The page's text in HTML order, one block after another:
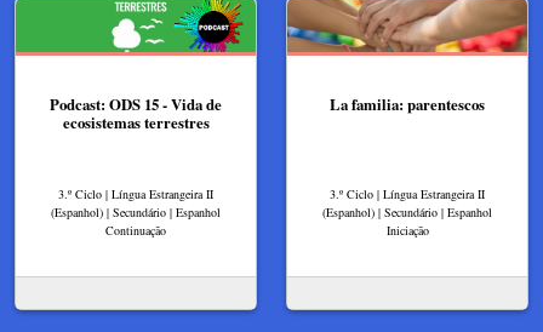
Podcast: ODS 15 - Vida de
ecosistemas terrestres
3.º Ciclo | Língua Estrangeira II
(Espanhol) | Secundário | Espanhol
Continuação
La familia: parentescos
3.º Ciclo | Língua Estrangeira II
(Espanhol) | Secundário | Espanhol
Iniciação